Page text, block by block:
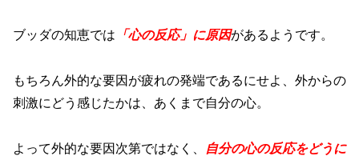
ブッダの知恵では 「心の反応」に原因があるようです。
もちろん外的な要因が疲れの発端であるにせよ、外からの
刺激にどう感じたかは、あくまで自分の心。
よって外的な要因次第ではなく、
自分の心の反応をどうに